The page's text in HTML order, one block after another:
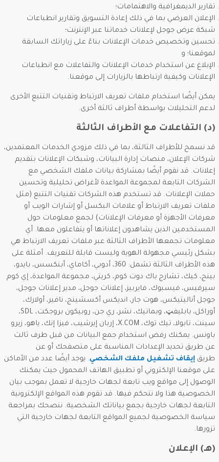
تقارير الديمغرافية والاهتمامات؛
الإعلان العرضي بما في ذلك إعادة التسويق وتقارير انطباعات
شبكة عرض جوجل لإعلانات خدماتنا عبر الإنترنت؛
تحسين وتخصيص خدمات الإعلانات بناءً على زياراتك السابقة
لموقعنا؛ و
الإبلاغ عن استخدام خدمات الإعلانات والتفاعلات مع انطباعات
الإعلانات وكيفية ارتباطها بالزيارات إلى موقعنا.
يمكن أيضًا استخدام ملفات تعريف الارتباط وتقنيات التتبع الأخرى
لدعم التحليلات بواسطة أطراف ثالثة أخرى.
(د) التفاعلات مع الأطراف الثالثة
قد نسمح للأطراف الثالثة، بما في ذلك مزودي الخدمات المعتمدين،
شركات الإعلان، منصات إدارة البيانات، وشبكات الإعلانات بتقديم
إعلانات. قد نقوم أيضًا بمشاركة بيانات ملفك الشخصي مع
الشركات التابعة لمجموعة المواعدة لأغراض تحليلية وتحسين
حملات الإعلانات. قد تستخدم هذه الشركات تقنيات التتبع (مثل
ملفات تعريف الارتباط أو علامات البكسل أو إشارات الويب أو
معرفات الأجهزة أو معرفات الإعلانات) لجمع معلومات حول
المستخدمين الذين يشاهدون إعلاناتها أو يتفاعلون معها. أي
معلومات تجمعها الأطراف الثالثة عبر ملفات تعريف الارتباط هي
بشكل رئيسي مجهولة الهوية وليست قابلة للتعريف. أمثلة على
هذه الأطراف الثالثة تشمل: 360، أدوبي، أكاماي، أبنكسس، بايدو،
بينج، كيك، تشارج باك دوت كوم، كريتي، مجموعة المواعدة، إي كوم
سيرفيس، فيسبوك، فايربيز، إعلانات جوجل، مدير إعلانات جوجل،
جوجل أناليتيكس، هوت جار، انديكس أكسشينج، نافير، أولارك،
أوراكل، بابليفټ، وبماتيك، نشر، ري جن، روبيكون بروجكت، SDL،
سينت، تابولا، تيك توك، X.COM، إربان إيرشيب، فيزا إنك، ياهو، زيرو
باونس. يمكنك رفض استخدام جمع البيانات من قبل طرف ثالث
عن طريق تحديد الإعدادات المناسبة على متصفحك أو عن
طريق إيقاف تشغيل ملفك الشخصي. يوجد أيضًا عدد من الأماكن
على موقعنا الإلكتروني أو تطبيق الهاتف المحمول حيث يمكنك
الوصول إلى مواقع ويب تابعة لجهات خارجية لا تعمل بموجب بيان
الخصوصية هذا ولا نتحكم فيها. قد تقوم هذه المواقع الإلكترونية
التابعة لجهات خارجية بجمع بياناتك الشخصية. ننصحك بمراجعة
سياسة الخصوصية لجميع المواقع التابعة لجهات خارجية التي
تزورها.
(هـ) الإعلان